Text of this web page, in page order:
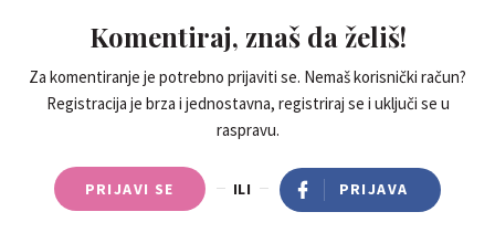
Komentiraj, znaš da želiš!
Za komentiranje je potrebno prijaviti se. Nemaš korisnički račun?
Registracija je brza i jednostavna, registriraj se i uključi se u
raspravu.
PRIJAVI SE ILI PRIJAVA